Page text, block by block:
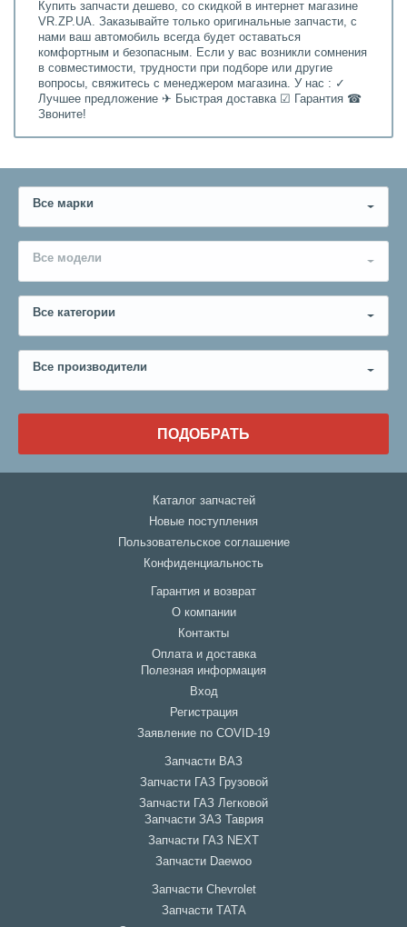
Купить запчасти дешево, со скидкой в интернет магазине
VR.ZP.UA. Заказывайте только оригинальные запчасти, с
нами ваш автомобиль всегда будет оставаться
комфортным и безопасным. Если у вас возникли сомнения
в совместимости, трудности при подборе или другие
вопросы, свяжитесь с менеджером магазина. У нас : ✓
Лучшее предложение ✈ Быстрая доставка ☑ Гарантия ☎
Звоните!
Все марки
Все модели
Все категории
Все производители
ПОДОБРАТЬ
Каталог запчастей
Новые поступления
Пользовательское соглашение
Конфиденциальность
Гарантия и возврат
О компании
Контакты
Оплата и доставка
Полезная информация
Вход
Регистрация
Заявление по COVID-19
Запчасти ВАЗ
Запчасти ГАЗ Грузовой
Запчасти ГАЗ Легковой
Запчасти ЗАЗ Таврия
Запчасти ГАЗ NEXT
Запчасти Daewoo
Запчасти Chevrolet
Запчасти ТАТА